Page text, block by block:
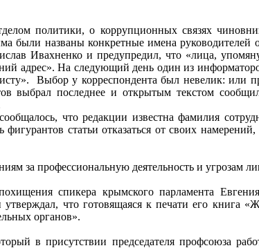
политики, о коррупционных связях
были названы конкретные имена руководителей
Ивахненко и предупредил, что «лица,
адрес». На следующий день один из
Выбор у корреспондента был невелик: или
выбрал последнее и открытым текстом
что редакции известна фамилия
статьи отказаться от своих
за профессиональную деятельность и угрозам
спикера крымского парламента
что готовящаяся к печати его книга
органов».
в присутствии председателя профсоюза